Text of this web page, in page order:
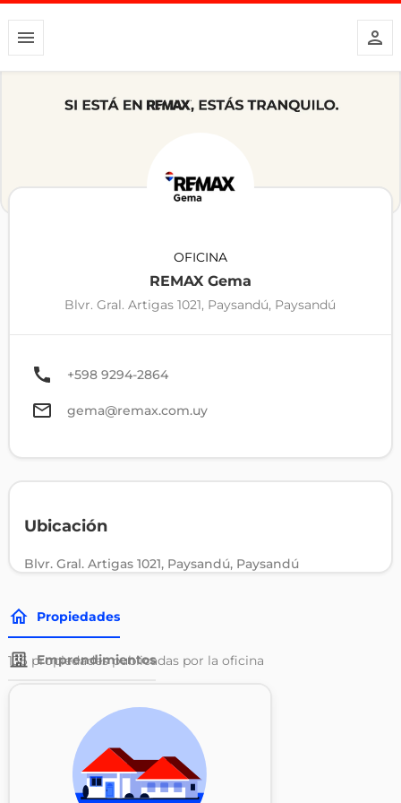
OFICINA
REMAX Gema
Blvr. Gral. Artigas 1021, Paysandú, Paysandú
+598 9294-2864
gema@remax.com.uy
Ubicación
Blvr. Gral. Artigas 1021, Paysandú, Paysandú
Propiedades
Emprendimientos
136 propiedades publicadas por la oficina